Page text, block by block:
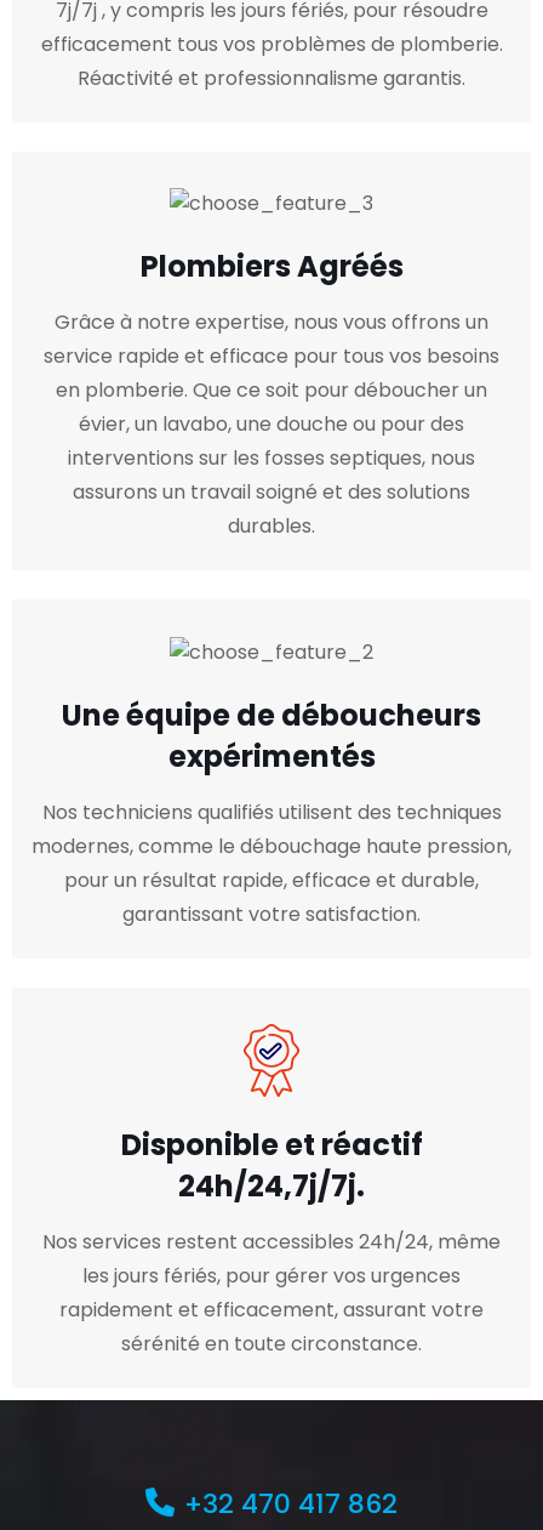
7j/7j , y compris les jours fériés, pour résoudre
efficacement tous vos problèmes de plomberie.
Réactivité et professionnalisme garantis.
Plombiers Agréés
Grâce à notre expertise, nous vous offrons un
service rapide et efficace pour tous vos besoins
en plomberie. Que ce soit pour déboucher un
évier, un lavabo, une douche ou pour des
interventions sur les fosses septiques, nous
assurons un travail soigné et des solutions
durables.
Une équipe de déboucheurs
expérimentés
Nos techniciens qualifiés utilisent des techniques
modernes, comme le débouchage haute pression,
pour un résultat rapide, efficace et durable,
garantissant votre satisfaction.
Disponible et réactif
24h/24,7j/7j.
Nos services restent accessibles 24h/24, même
les jours fériés, pour gérer vos urgences
rapidement et efficacement, assurant votre
sérénité en toute circonstance.
+32 470 417 862